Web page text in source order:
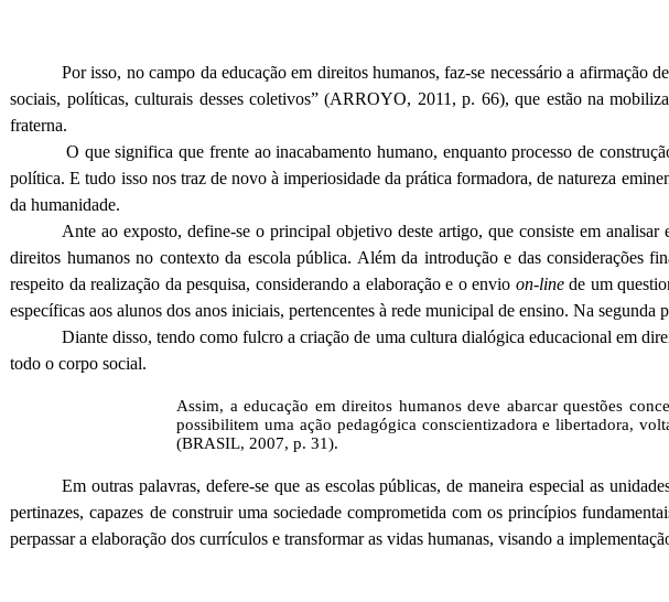
Por isso, no campo da educação em direitos humanos, faz-se necessário a afirmação
sociais, políticas, culturais desses coletivos” (ARROYO, 2011, p. 66), que estão na
fraterna.
O que significa que frente ao inacabamento humano, enquanto processo de
política. E tudo isso nos traz de novo à imperiosidade da prática formadora, de natureza
da humanidade.
Ante ao exposto, define-se o principal objetivo deste artigo, que consiste em
direitos humanos no contexto da escola pública. Além da introdução e das considerações
respeito da realização da pesquisa, considerando a elaboração e o envio on-linede um
específicas aos alunos dos anos iniciais, pertencentes à rede municipal de ensino. Na segunda
Diante disso, tendo como fulcro a criação de uma cultura dialógica educacional em
todo o corpo social.
Assim, a educação em direitos humanos deve abarcar questões
possibilitem uma ação pedagógica conscientizadora e libertadora,
(BRASIL, 2007, p. 31).
Em outras palavras, defere-se que as escolas públicas, de maneira especial as
pertinazes, capazes de construir uma sociedade comprometida com os princípios
perpassar a elaboração dos currículos e transformar as vidas humanas, visando a